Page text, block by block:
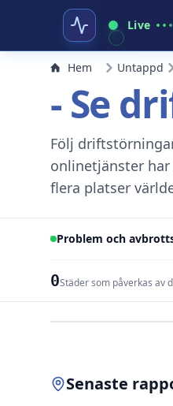
Live
Hem Untappd
- Se
Följ
onlinetjänster
flera platser
Problem och
0Städer som påverkas av
Senaste